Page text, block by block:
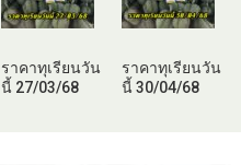
ราคาทุเรียนวัน
นี้ 27/03/68
ราคาทุเรียนวัน
นี้ 30/04/68